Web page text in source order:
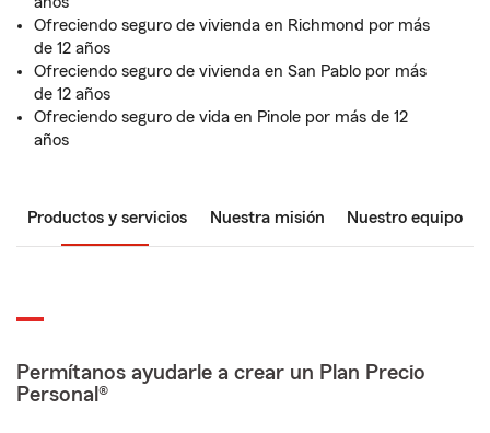
Ofreciendo seguro de vivienda en Richmond por más
de 12 años
Ofreciendo seguro de vivienda en San Pablo por más
de 12 años
Ofreciendo seguro de vida en Pinole por más de 12
años
Productos y servicios Nuestra misión Nuestro equipo
Permítanos ayudarle a crear un Plan Precio
Personal®